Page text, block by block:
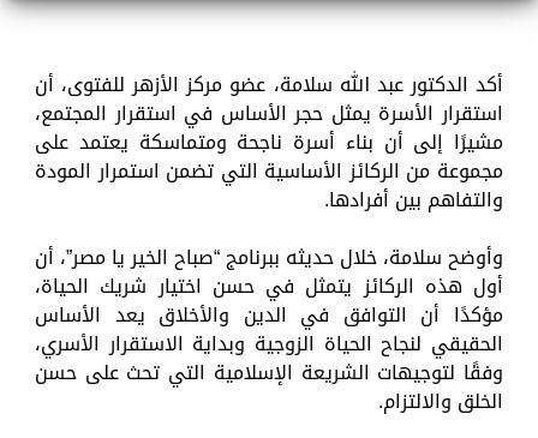
أكد الدكتور عبد الله سلامة، عضو مركز الأزهر للفتوى، أن
استقرار الأسرة يمثل حجر الأساس في استقرار المجتمع،
مشيرًا إلى أن بناء أسرة ناجحة ومتماسكة يعتمد على
مجموعة من الركائز الأساسية التي تضمن استمرار المودة
والتفاهم بين أفرادها.
وأوضح سلامة، خلال حديثه ببرنامج “صباح الخير يا مصر”، أن
أول هذه الركائز يتمثل في حسن اختيار شريك الحياة،
مؤكدًا أن التوافق في الدين والأخلاق يعد الأساس
الحقيقي لنجاح الحياة الزوجية وبداية الاستقرار الأسري،
وفقًا لتوجيهات الشريعة الإسلامية التي تحث على حسن
الخلق والالتزام.